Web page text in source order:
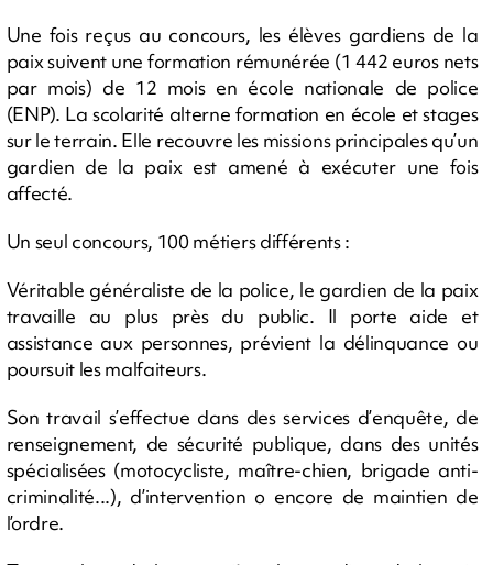
Une fois reçus au concours, les élèves gardiens de la
paix suivent une formation rémunérée (1 442 euros nets
par mois) de 12 mois en école nationale de police
(ENP). La scolarité alterne formation en école et stages
sur le terrain. Elle recouvre les missions principales qu’un
gardien de la paix est amené à exécuter une fois
affecté.
Un seul concours, 100 métiers différents :
Véritable généraliste de la police, le gardien de la paix
travaille au plus près du public. Il porte aide et
assistance aux personnes, prévient la délinquance ou
poursuit les malfaiteurs.
Son travail s’effectue dans des services d’enquête, de
renseignement, de sécurité publique, dans des unités
spécialisées (motocycliste, maître-chien, brigade anti-
criminalité...), d’intervention o encore de maintien de
l’ordre.